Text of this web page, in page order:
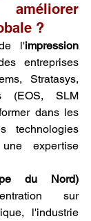
?
l'impression
entreprises
Stratasys,
(EOS, SLM
dans les
technologies
expertise
du Nord)
sur
l'industrie